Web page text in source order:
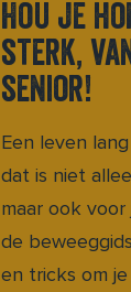
Hou je
sterk,
senior!
Een leven
dat is niet
maar ook
de
en tricks om